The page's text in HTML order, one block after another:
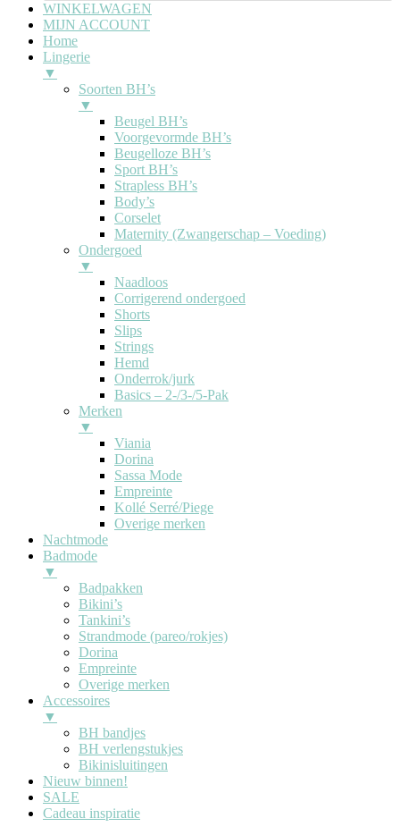
WINKELWAGEN
MIJN ACCOUNT
Home
Lingerie
▼
Soorten BH’s
▼
Beugel BH’s
Voorgevormde BH’s
Beugelloze BH’s
Sport BH’s
Strapless BH’s
Body’s
Corselet
Maternity (Zwangerschap – Voeding)
Ondergoed
▼
Naadloos
Corrigerend ondergoed
Shorts
Slips
Strings
Hemd
Onderrok/jurk
Basics – 2-/3-/5-Pak
Merken
▼
Viania
Dorina
Sassa Mode
Empreinte
Kollé Serré/Piege
Overige merken
Nachtmode
Badmode
▼
Badpakken
Bikini’s
Tankini’s
Strandmode (pareo/rokjes)
Dorina
Empreinte
Overige merken
Accessoires
▼
BH bandjes
BH verlengstukjes
Bikinisluitingen
Nieuw binnen!
SALE
Cadeau inspiratie